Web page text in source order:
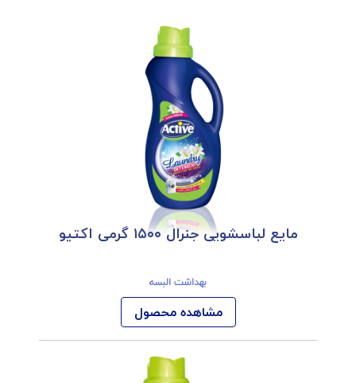
مایع لباسشویی جنرال ۱۵۰۰ گرمی اکتیو
بهداشت البسه
مشاهده محصول